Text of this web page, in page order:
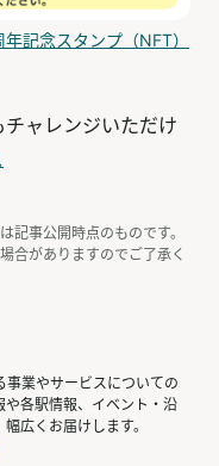
記念スタンプ（NFT）
ャレンジいただけ
記事公開時点のものです。
合がありますのでご了承く
業やサービスについての
各駅情報、イベント・沿
広くお届けします。